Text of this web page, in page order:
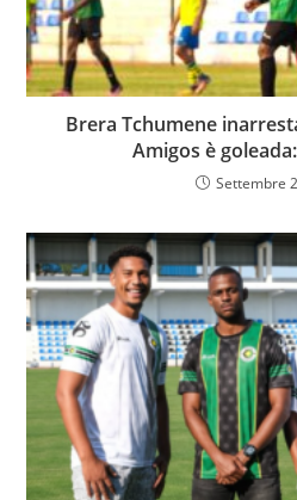
Brera Tchumene
Amigos è
Settembre